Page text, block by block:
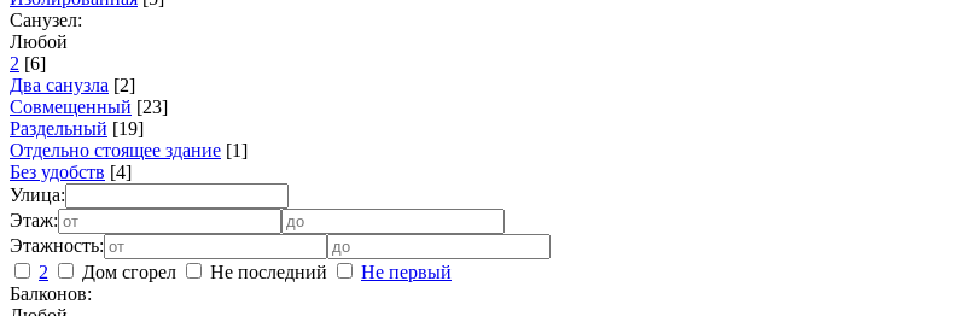
Санузел:
Любой
2 [6]
Два санузла [2]
Совмещенный [23]
Раздельный [19]
Отдельно стоящее здание [1]
Без удобств [4]
Улица:
Этаж:
Этажность:
2
Дом сгорел Не последний
Не первый
Балконов: